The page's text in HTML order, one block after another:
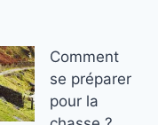
Comment
se préparer
pour la